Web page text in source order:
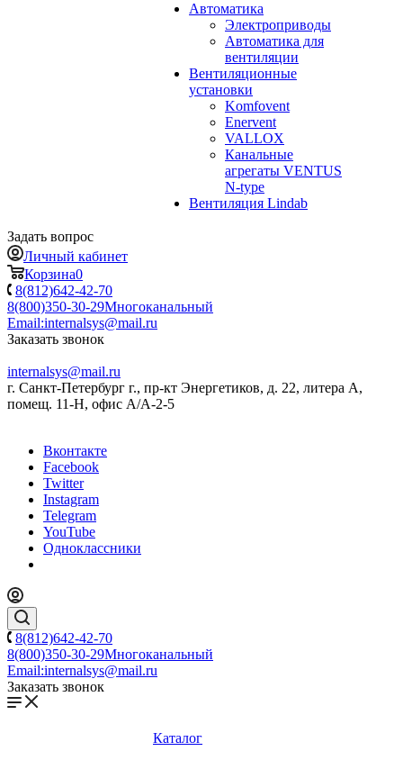
Автоматика
Электроприводы
Автоматика для
вентиляции
Вентиляционные
установки
Komfovent
Enervent
VALLOX
Канальные
агрегаты VENTUS
N-type
Вентиляция Lindab
Задать вопрос
Личный кабинет
Корзина0
8(812)642-42-70
8(800)350-30-29Многоканальный
Email:internalsys@mail.ru
Заказать звонок
internalsys@mail.ru
г. Санкт-Петербург г., пр-кт Энергетиков, д. 22, литера А,
помещ. 11-Н, офис А/А-2-5
Вконтакте
Facebook
Twitter
Instagram
Telegram
YouTube
Одноклассники
8(812)642-42-70
8(800)350-30-29Многоканальный
Email:internalsys@mail.ru
Заказать звонок
Каталог